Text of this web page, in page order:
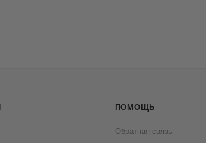
ПОМОЩЬ
Обратная связь